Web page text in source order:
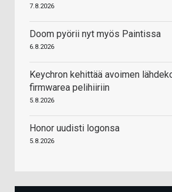
7.8.2026
Doom pyörii nyt myös Paintissa
6.8.2026
Keychron kehittää avoimen
firmwarea pelihiiriin
5.8.2026
Honor uudisti logonsa
5.8.2026